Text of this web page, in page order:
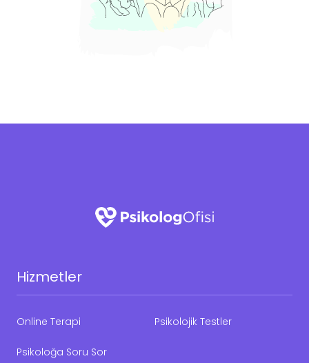
Hizmetler
Online Terapi Psikolojik Testler
Psikoloğa Soru Sor